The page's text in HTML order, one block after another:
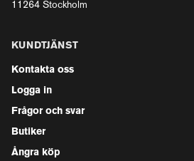
11264 Stockholm
KUNDTJÄNST
Kontakta oss
Logga in
Frågor och svar
Butiker
Ångra köp